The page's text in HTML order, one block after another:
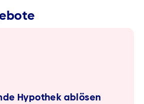
Hypothek ablösen